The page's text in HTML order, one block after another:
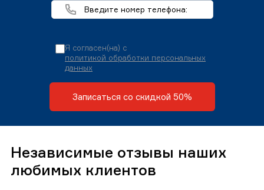
Я согласен(на) с
политикой обработки персональных
данных
Записаться со скидкой 50%
Независимые отзывы наших
любимых клиентов